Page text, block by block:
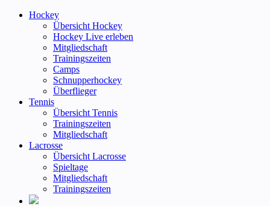
Hockey
Übersicht Hockey
Hockey Live erleben
Mitgliedschaft
Trainingszeiten
Camps
Schnupperhockey
Überflieger
Tennis
Übersicht Tennis
Trainingszeiten
Mitgliedschaft
Lacrosse
Übersicht Lacrosse
Spieltage
Mitgliedschaft
Trainingszeiten